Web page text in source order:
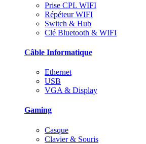
Prise CPL WIFI
Répéteur WIFI
Switch & Hub
Clé Bluetooth & WIFI
Câble Informatique
Ethernet
USB
VGA & Display
Gaming
Casque
Clavier & Souris